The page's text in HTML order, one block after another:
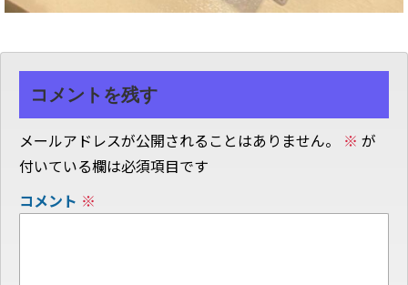
コメントを残す
メールアドレスが公開されることはありません。 ※ が
付いている欄は必須項目です
コメント ※